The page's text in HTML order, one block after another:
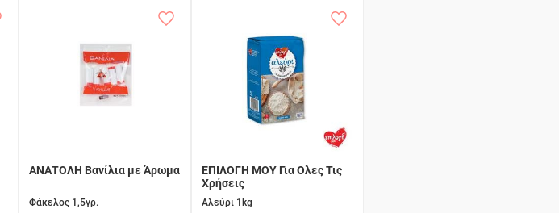
ΑΝΑΤΟΛΗ Βανίλια με Άρωμα
Φάκελος 1,5γρ.
ΕΠΙΛΟΓΗ ΜΟΥ Για Ολες Τις
Χρήσεις
Αλεύρι 1kg